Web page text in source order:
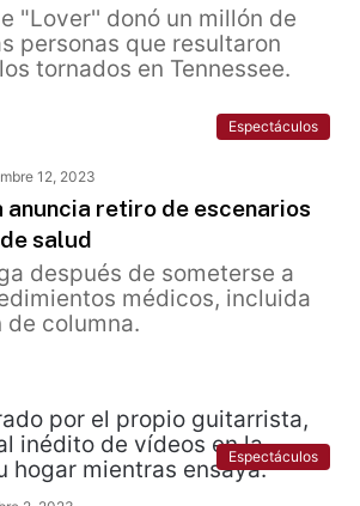
"Lover'' donó un millón de
personas que resultaron
tornados en Tennessee.
Espectáculos
12, 2023
anuncia retiro de escenarios
salud
después de someterse a
médicos, incluida
columna.
Espectáculos